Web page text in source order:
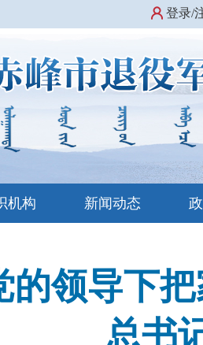
登录/
机构 新闻动态
的领导下
总书